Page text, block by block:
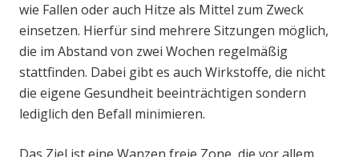
wie Fallen oder auch Hitze als Mittel zum Zweck
einsetzen. Hierfür sind mehrere Sitzungen möglich,
die im Abstand von zwei Wochen regelmäßig
stattfinden. Dabei gibt es auch Wirkstoffe, die nicht
die eigene Gesundheit beeinträchtigen sondern
lediglich den Befall minimieren.